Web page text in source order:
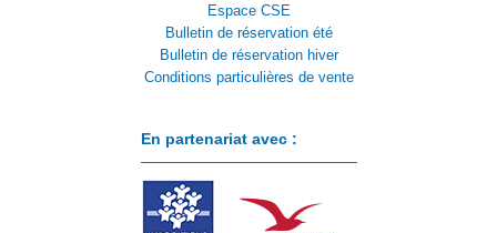
Espace CSE
Bulletin de réservation été
Bulletin de réservation hiver
Conditions particulières de vente
En partenariat avec :